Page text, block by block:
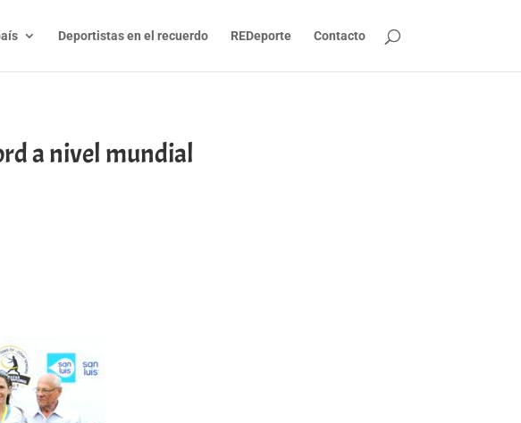
Deportistas en el recuerdo REDeporte Contacto
a nivel mundial